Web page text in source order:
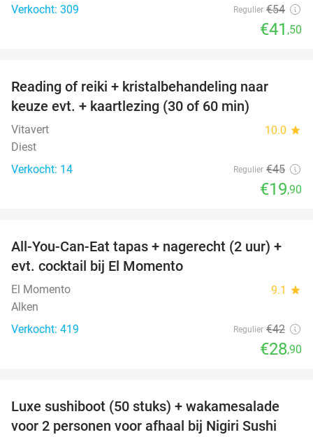
Verkocht: 309
Regulier €54
€41 ,50
Reading of reiki + kristalbehandeling naar
keuze evt. + kaartlezing (30 of 60 min)
Vitavert 10.0 star
Diest
Verkocht: 14
Regulier €45
€19,90
31%
All-You-Can-Eat tapas + nagerecht (2 uur) +
evt. cocktail bij El Momento
El Momento 9.1 star
Alken
Verkocht: 419
Regulier €42
€28,90
55%
Luxe sushiboot (50 stuks) + wakamesalade
voor 2 personen voor afhaal bij Nigiri Sushi